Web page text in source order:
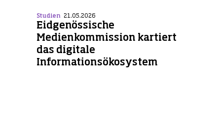
Studien 21.05.2026
Eidgenössische
Medienkommission kartiert
das digitale
Informationsökosystem